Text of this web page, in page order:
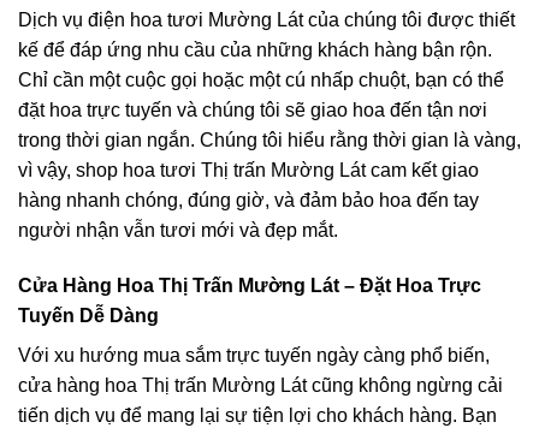
Dịch vụ điện hoa tươi Mường Lát của chúng tôi được thiết
kế để đáp ứng nhu cầu của những khách hàng bận rộn.
Chỉ cần một cuộc gọi hoặc một cú nhấp chuột, bạn có thể
đặt hoa trực tuyến và chúng tôi sẽ giao hoa đến tận nơi
trong thời gian ngắn. Chúng tôi hiểu rằng thời gian là vàng,
vì vậy, shop hoa tươi Thị trấn Mường Lát cam kết giao
hàng nhanh chóng, đúng giờ, và đảm bảo hoa đến tay
người nhận vẫn tươi mới và đẹp mắt.
Cửa Hàng Hoa Thị Trấn Mường Lát – Đặt Hoa Trực
Tuyến Dễ Dàng
Với xu hướng mua sắm trực tuyến ngày càng phổ biến,
cửa hàng hoa Thị trấn Mường Lát cũng không ngừng cải
tiến dịch vụ để mang lại sự tiện lợi cho khách hàng. Bạn